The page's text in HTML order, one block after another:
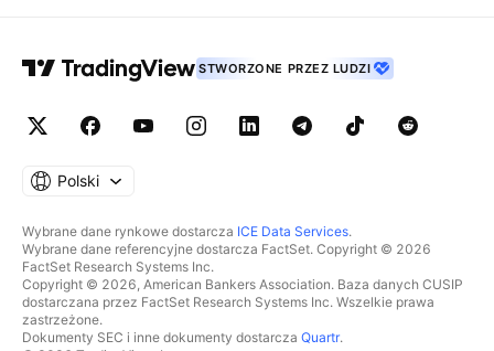
STWORZONE PRZEZ LUDZI
Polski
Wybrane dane rynkowe dostarcza ICE Data Services.
Wybrane dane referencyjne dostarcza FactSet. Copyright © 2026
FactSet Research Systems Inc.
Copyright © 2026, American Bankers Association. Baza danych CUSIP
dostarczana przez FactSet Research Systems Inc. Wszelkie prawa
zastrzeżone.
Dokumenty SEC i inne dokumenty dostarcza Quartr.